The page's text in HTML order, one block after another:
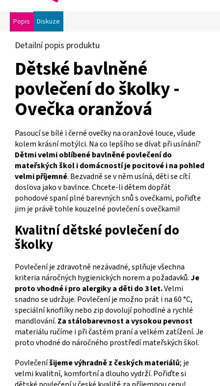
Popis Diskuze
Detailní popis produktu
Dětské bavlněné
povlečení do školky -
Ovečka oranžová
Pasoucí se bílé i černé ovečky na oranžové louce, všude
kolem krásní motýlci. Na co lepšího se dívat při usínání?
Dětmi velmi oblíbené bavlněné povlečení do
mateřských škol i domácností je pocitové i na pohled
velmi příjemné. Bezvadně se v něm usíná, děti se cítí
doslova jako v bavlnce. Chcete-li dětem dopřát
pohodové spaní plné barevných snů s ovečkami, pořiďte
jim je právě tohle kouzelné povlečení s ovečkami!
Kvalitní dětské povlečení do
školky
Povlečení je zdravotně nezávadné, splňuje všechna
kriteria náročných hygienických norem a požadavků.Je
proto vhodné i pro alergiky a děti do 3 let.Velmi
snadno se udržuje. Povlečení je možno prát i na 60 °C,
speciální knoflíky nebo zip dovolují pohodlné a rychlé
mandlování. Za stálobarevnost a vysokou pevnost
materiálu ručíme i při častém praní a velkém zatížení. Je
proto vhodné do náročného prostředí mateřských škol.
Povlečeníšijeme výhradně z českých materiálů; je
velmi kvalitní, komfortní a dlouho vydrží. Pořiďte si